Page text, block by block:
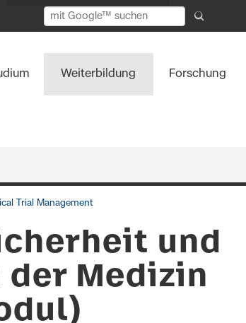
Weiterbildung Forschung
Trial Management
und
der Medizin